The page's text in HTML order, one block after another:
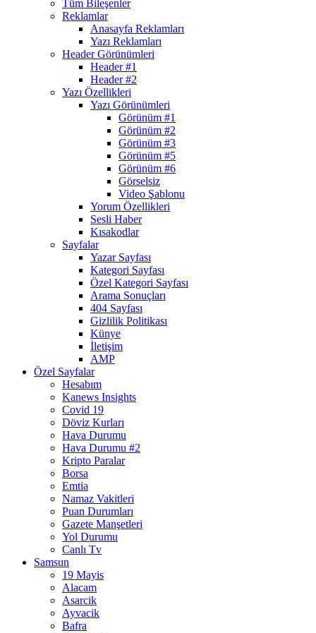
Tüm Bileşenler
Reklamlar
Anasayfa Reklamları
Yazı Reklamları
Header Görünümleri
Header #1
Header #2
Yazı Özellikleri
Yazı Görünümleri
Görünüm #1
Görünüm #2
Görünüm #3
Görünüm #5
Görünüm #6
Görselsiz
Video Şablonu
Yorum Özellikleri
Sesli Haber
Kısakodlar
Sayfalar
Yazar Sayfası
Kategori Sayfası
Özel Kategori Sayfası
Arama Sonuçları
404 Sayfası
Gizlilik Politikası
Künye
İletişim
AMP
Özel Sayfalar
Hesabım
Kanews Insights
Covid 19
Döviz Kurları
Hava Durumu
Hava Durumu #2
Kripto Paralar
Borsa
Emtia
Namaz Vakitleri
Puan Durumları
Gazete Manşetleri
Yol Durumu
Canlı Tv
Samsun
19 Mayis
Alacam
Asarcik
Ayvacik
Bafra